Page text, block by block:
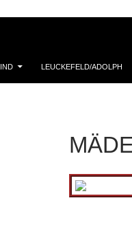
LEUCKEFELD/ADOLPH